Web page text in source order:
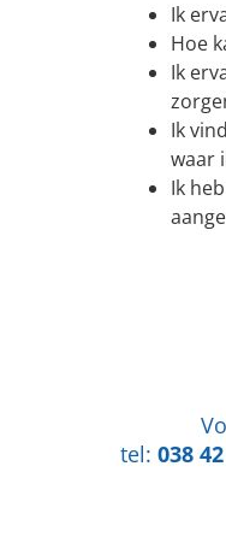
Ik
Hoe
Ik
Ik
waar
Ik
tel: 038